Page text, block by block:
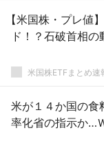
【米国株・プレ値
ド！？石破首相の
米国株ETFまとめ速
米が１４か国の食
率化省の指示か…